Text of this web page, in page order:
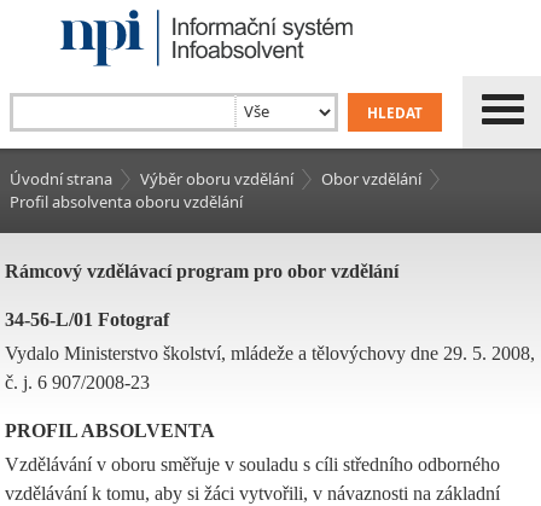
Úvodní strana Výběr oboru vzdělání
Obor vzdělání
Profil absolventa oboru vzdělání
Rámcový vzdělávací program pro obor vzdělání
34-56-L/01 Fotograf
Vydalo Ministerstvo školství, mládeže a tělovýchovy dne 29. 5. 2008,
č. j. 6 907/2008-23
PROFIL ABSOLVENTA
Vzdělávání v oboru směřuje v souladu s cíli středního odborného
vzdělávání k tomu, aby si žáci vytvořili, v návaznosti na základní